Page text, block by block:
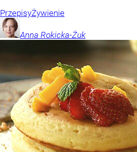
PrzepisyŻywienie
Anna Rokicka-Żuk